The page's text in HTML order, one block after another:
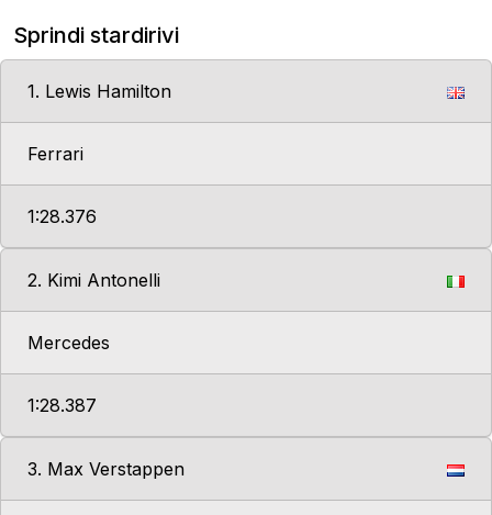
Sprindi stardirivi
1. Lewis Hamilton
Ferrari
1:28.376
2. Kimi Antonelli
Mercedes
1:28.387
3. Max Verstappen